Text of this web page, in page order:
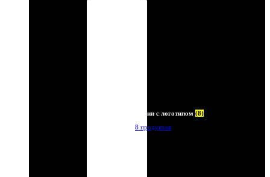
Ремни с логотипом (8)
8 продуктов